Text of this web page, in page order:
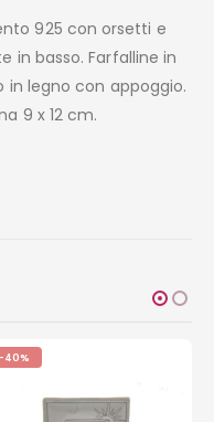
925 con orsetti e
in basso. Farfalline in
in legno con appoggio.
9 x 12 cm.
-40%